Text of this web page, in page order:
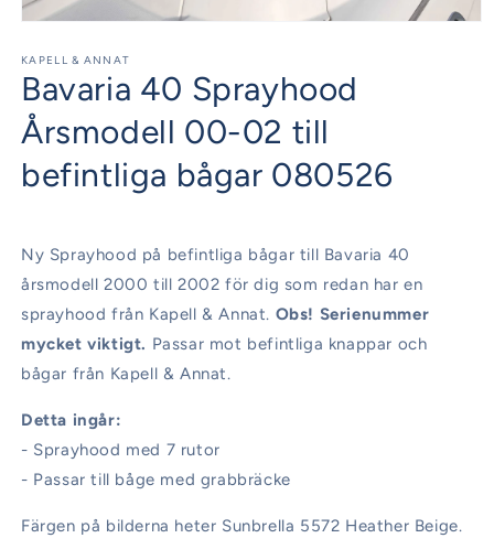
1
i
modalfönster
KAPELL & ANNAT
Bavaria 40 Sprayhood
Årsmodell 00-02 till
befintliga bågar 080526
Ny Sprayhood på befintliga bågar till Bavaria 40
årsmodell 2000 till 2002 för dig som redan har en
sprayhood från Kapell & Annat. Obs! Serienummer
mycket viktigt. Passar mot befintliga knappar och
bågar från Kapell & Annat.
Detta ingår:
- Sprayhood med 7 rutor
- Passar till båge med grabbräcke
Färgen på bilderna heter Sunbrella 5572 Heather Beige.